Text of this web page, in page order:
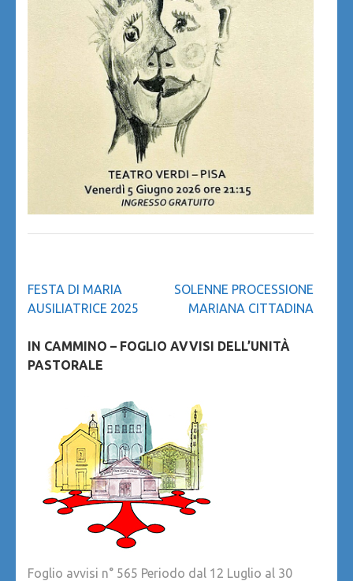
Navigazione
articoli
FESTA DI MARIA
AUSILIATRICE 2025
SOLENNE PROCESSIONE
MARIANA CITTADINA
IN CAMMINO – FOGLIO AVVISI DELL’UNITÀ
PASTORALE
Foglio avvisi n° 565 Periodo dal 12 Luglio al 30